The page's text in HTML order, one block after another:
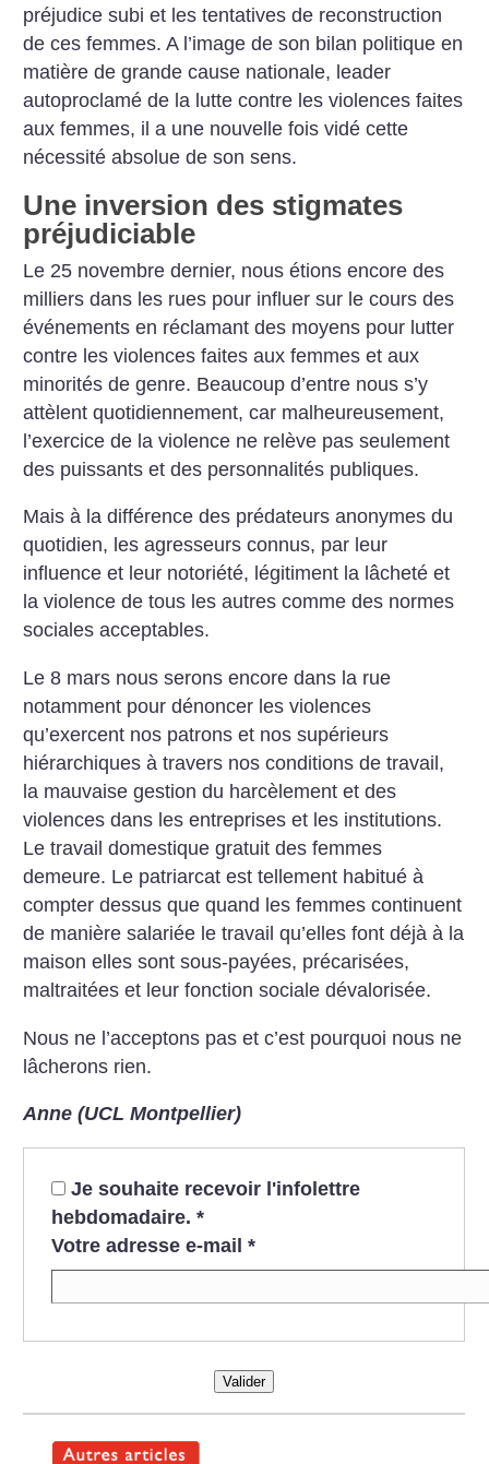
préjudice subi et les tentatives de reconstruction
de ces femmes. A l’image de son bilan politique en
matière de grande cause nationale, leader
autoproclamé de la lutte contre les violences faites
aux femmes, il a une nouvelle fois vidé cette
nécessité absolue de son sens.
Une inversion des stigmates
préjudiciable
Le 25 novembre dernier, nous étions encore des
milliers dans les rues pour influer sur le cours des
événements en réclamant des moyens pour lutter
contre les violences faites aux femmes et aux
minorités de genre. Beaucoup d’entre nous s’y
attèlent quotidiennement, car malheureusement,
l’exercice de la violence ne relève pas seulement
des puissants et des personnalités publiques.
Mais à la différence des prédateurs anonymes du
quotidien, les agresseurs connus, par leur
influence et leur notoriété, légitiment la lâcheté et
la violence de tous les autres comme des normes
sociales acceptables.
Le 8 mars nous serons encore dans la rue
notamment pour dénoncer les violences
qu’exercent nos patrons et nos supérieurs
hiérarchiques à travers nos conditions de travail,
la mauvaise gestion du harcèlement et des
violences dans les entreprises et les institutions.
Le travail domestique gratuit des femmes
demeure. Le patriarcat est tellement habitué à
compter dessus que quand les femmes continuent
de manière salariée le travail qu’elles font déjà à la
maison elles sont sous-payées, précarisées,
maltraitées et leur fonction sociale dévalorisée.
Nous ne l’acceptons pas et c’est pourquoi nous ne
lâcherons rien.
Anne (UCL Montpellier)
Je souhaite recevoir l'infolettre
hebdomadaire. *
Votre adresse e-mail *
Valider